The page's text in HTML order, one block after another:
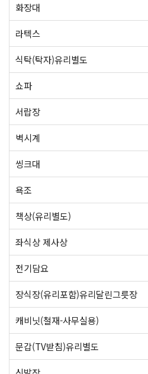
화장대
라텍스
식탁(탁자)유리별도
쇼파
서랍장
벽시계
씽크대
욕조
책상(유리별도)
좌식상 제사상
전기담요
장식장(유리포함)유리달린그릇장
캐비닛(철재-사무실용)
문갑(TV받침)유리별도